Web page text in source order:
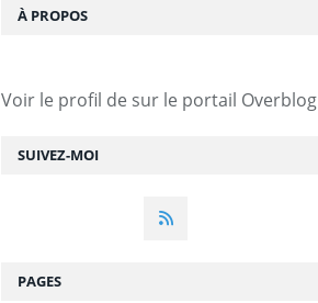
SUIVEZ-MOI
À PROPOS
Voir le profil de sur le portail Overblog
PAGES